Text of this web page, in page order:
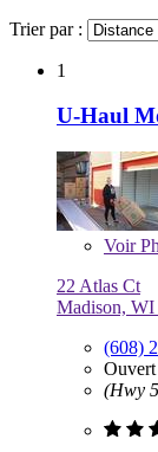
Trier par :
1
U-Haul
Voir
22 Atlas Ct
Madison, WI
(608)
(Hwy